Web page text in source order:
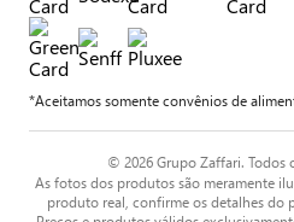
*Aceitamos somente convênios de
© 2026 Grupo Zaffari. Todos
As fotos dos produtos são meramente
produto real, confirme os detalhes do